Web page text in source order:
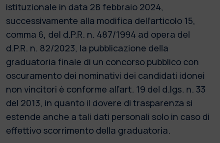
istituzionale in data 28 febbraio 2024,
successivamente alla modifica dell’articolo 15,
comma 6, del d.P.R. n. 487/1994 ad opera del
d.P.R. n. 82/2023, la pubblicazione della
graduatoria finale di un concorso pubblico con
oscuramento dei nominativi dei candidati idonei
non vincitori è conforme all’art. 19 del d.lgs. n. 33
del 2013, in quanto il dovere di trasparenza si
estende anche a tali dati personali solo in caso di
effettivo scorrimento della graduatoria.